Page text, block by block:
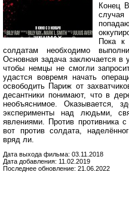
Конец
Пока к
солдатам необходимо
Основная задача заключается в
чтобы немцы не смогли
удастся вовремя начать
освободить Париж от
десантники понимают, что в
необъяснимое. Оказывается,
эксперименты над людьми,
явлениями. Против противника
вот против солдата,
вряд ли.
Дата выхода фильма: 03.11.2018
Дата добавления: 11.02.2019
Последнее обновление: 21.06.2022